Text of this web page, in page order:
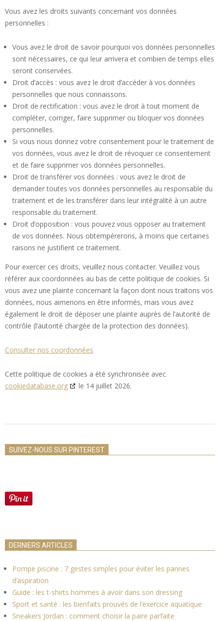
Vous avez les droits suivants concernant vos données
personnelles :
Vous avez le droit de savoir pourquoi vos données personnelles
sont nécessaires, ce qui leur arrivera et combien de temps elles
seront conservées.
Droit d’accès : vous avez le droit d’accéder à vos données
personnelles que nous connaissons.
Droit de rectification : vous avez le droit à tout moment de
compléter, corriger, faire supprimer ou bloquer vos données
personnelles.
Si vous nous donnez votre consentement pour le traitement de
vos données, vous avez le droit de révoquer ce consentement
et de faire supprimer vos données personnelles.
Droit de transférer vos données : vous avez le droit de
demander toutes vos données personnelles au responsable du
traitement et de les transférer dans leur intégralité à un autre
responsable du traitement.
Droit d’opposition : vous pouvez vous opposer au traitement
de vos données. Nous obtempérerons, à moins que certaines
raisons ne justifient ce traitement.
Pour exercer ces droits, veuillez nous contacter. Veuillez vous
référer aux coordonnées au bas de cette politique de cookies. Si
vous avez une plainte concernant la façon dont nous traitons vos
données, nous aimerions en être informés, mais vous avez
également le droit de déposer une plainte auprès de l’autorité de
contrôle (l’autorité chargée de la protection des données).
Consulter nos coordonnées
Cette politique de cookies a été synchronisée avec
cookiedatabase.org
le 14 juillet 2026.
19SUIVEZ-NOUS SUR PINTEREST
DERNIERS ARTICLES
Pompe piscine : 7 gestes simples pour éviter les pannes
d’aspiration
Guide : les t-shirts hommes à avoir dans son dressing
Sport et santé : les bienfaits prouvés de l’exercice aquatique
Sneakers Jordan : comment choisir la paire parfaite